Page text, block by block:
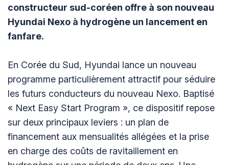
constructeur sud-coréen offre à son nouveau
Hyundai Nexo à hydrogène un lancement en
fanfare.
En Corée du Sud, Hyundai lance un nouveau
programme particulièrement attractif pour séduire
les futurs conducteurs du nouveau Nexo. Baptisé
« Next Easy Start Program », ce dispositif repose
sur deux principaux leviers : un plan de
financement aux mensualités allégées et la prise
en charge des coûts de ravitaillement en